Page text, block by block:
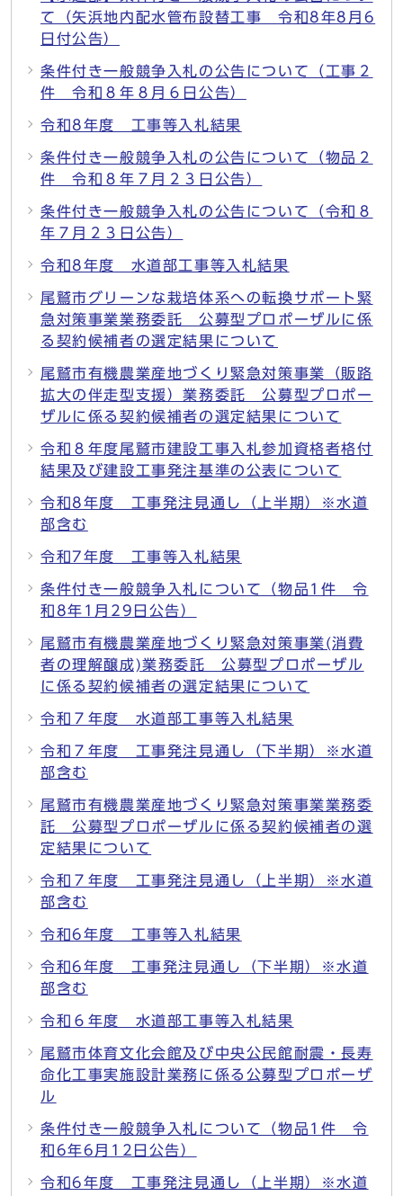
て（矢浜地内配水管布設替工事 令和8年8月6
日付公告）
条件付き一般競争入札の公告について（工事２
件 令和８年８月６日公告）
令和8年度 工事等入札結果
条件付き一般競争入札の公告について（物品２
件 令和８年７月２３日公告）
条件付き一般競争入札の公告について（令和８
年７月２３日公告）
令和8年度 水道部工事等入札結果
尾鷲市グリーンな栽培体系への転換サポート緊
急対策事業業務委託 公募型プロポーザルに係
る契約候補者の選定結果について
尾鷲市有機農業産地づくり緊急対策事業（販路
拡大の伴走型支援）業務委託 公募型プロポー
ザルに係る契約候補者の選定結果について
令和８年度尾鷲市建設工事入札参加資格者格付
結果及び建設工事発注基準の公表について
令和8年度 工事発注見通し（上半期）※水道
部含む
令和7年度 工事等入札結果
条件付き一般競争入札について（物品1件 令
和8年1月29日公告）
尾鷲市有機農業産地づくり緊急対策事業(消費
者の理解醸成)業務委託 公募型プロポーザル
に係る契約候補者の選定結果について
令和７年度 水道部工事等入札結果
令和７年度 工事発注見通し（下半期）※水道
部含む
尾鷲市有機農業産地づくり緊急対策事業業務委
託 公募型プロポーザルに係る契約候補者の選
定結果について
令和７年度 工事発注見通し（上半期）※水道
部含む
令和6年度 工事等入札結果
令和6年度 工事発注見通し（下半期）※水道
部含む
令和６年度 水道部工事等入札結果
尾鷲市体育文化会館及び中央公民館耐震・長寿
命化工事実施設計業務に係る公募型プロポーザ
ル
条件付き一般競争入札について（物品1件 令
和6年6月12日公告）
令和6年度 工事発注見通し（上半期）※水道